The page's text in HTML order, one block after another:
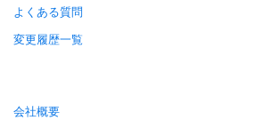
よくある質問
変更履歴一覧
会社概要